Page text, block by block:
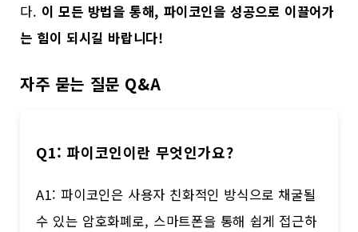
다. 이 모든 방법을 통해, 파이코인을 성공으로 이끌어가
는 힘이 되시길 바랍니다!
자주 묻는 질문 Q&A
Q1: 파이코인이란 무엇인가요?
A1: 파이코인은 사용자 친화적인 방식으로 채굴될
수 있는 암호화폐로, 스마트폰을 통해 쉽게 접근하